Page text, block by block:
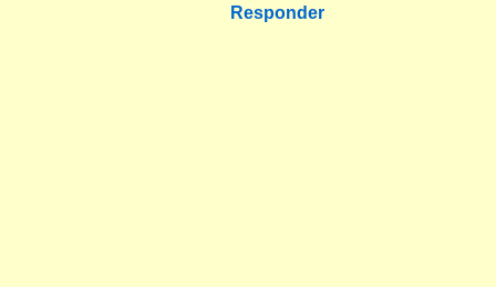
Responder